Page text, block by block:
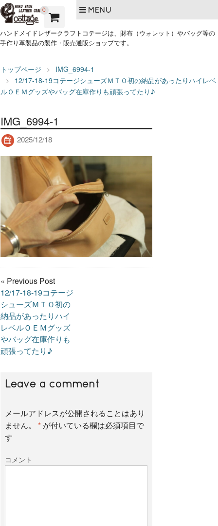
0 MENU
ハンドメイドレザークラフトコテージは、財布（ウォレット）やバッグ等の
手作り革製品の製作・販売通販ショップです。
トップページ
IMG_6994-1
12/17-18-19コテージシューズＭＴＯ初の納品があったりハイレベ
ルＯＥＭグッズやバッグ在庫作りも頑張ってたり♪
IMG_6994-1
2025/12/18
« Previous Post
12/17-18-19コテージ
シューズＭＴＯ初の
納品があったりハイ
レベルＯＥＭグッズ
やバッグ在庫作りも
頑張ってたり♪
Leave a comment
メールアドレスが公開されることはあり
ません。
* が付いている欄は必須項目で
す
コメント